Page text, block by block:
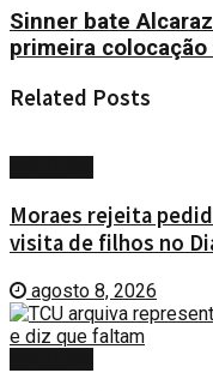
Sinner bate
primeira
Related Posts
Moraes rejeita
visita de filhos no
agosto 8, 2026